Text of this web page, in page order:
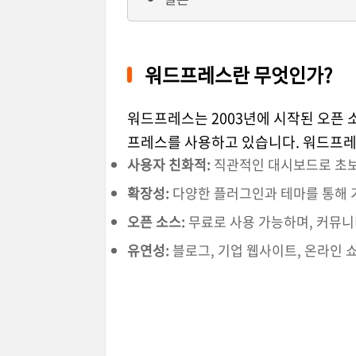
워드프레스란 무엇인가?
워드프레스는 2003년에 시작된 오픈
프레스를 사용하고 있습니다. 워드프
사용자 친화적: 직관적인 대시보드로 초
확장성: 다양한 플러그인과 테마를 통해
오픈 소스: 무료로 사용 가능하며, 커뮤
유연성: 블로그, 기업 웹사이트, 온라인